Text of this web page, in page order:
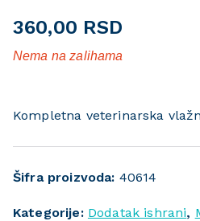
360,00 RSD
Kompletna veterinarska
Nema na zalihama
Šifra proizvoda: 40614
Kategorije: Dodatak ishrani,